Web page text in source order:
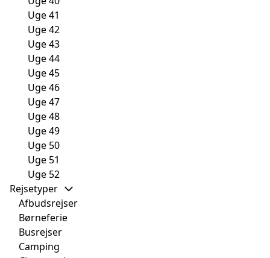
Uge 41
Uge 42
Uge 43
Uge 44
Uge 45
Uge 46
Uge 47
Uge 48
Uge 49
Uge 50
Uge 51
Uge 52
Rejsetyper
Afbudsrejser
Børneferie
Busrejser
Camping